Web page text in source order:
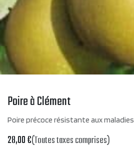
Poire à Clément
Poire précoce résistante aux maladies
28,00€(Toutes taxes comprises)